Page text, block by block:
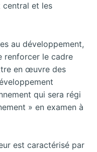
central et les
au développement,
renforcer le cadre
en œuvre des
qui sera régi
» en examen à
est caractérisé par